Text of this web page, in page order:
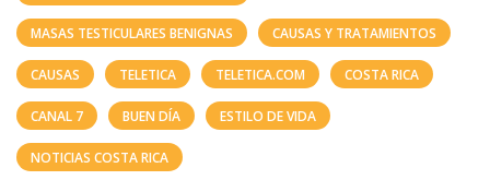
MASAS TESTICULARES BENIGNAS CAUSAS Y TRATAMIENTOS
CAUSAS TELETICA TELETICA.COM COSTA RICA
CANAL 7 BUEN DÍA ESTILO DE VIDA
NOTICIAS COSTA RICA